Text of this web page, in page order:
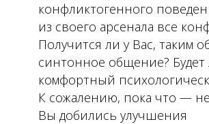
конфликтогенного
из своего арсенала все
Получится ли у Вас, таким
синтонное общение? Будет
комфортный
К сожалению, пока что —
Вы добились улучшения